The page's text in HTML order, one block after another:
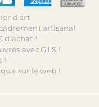
d'art
artisanal
d'achat !
avec GLS !
!
sur le web !